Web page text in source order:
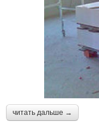
читать дальше →